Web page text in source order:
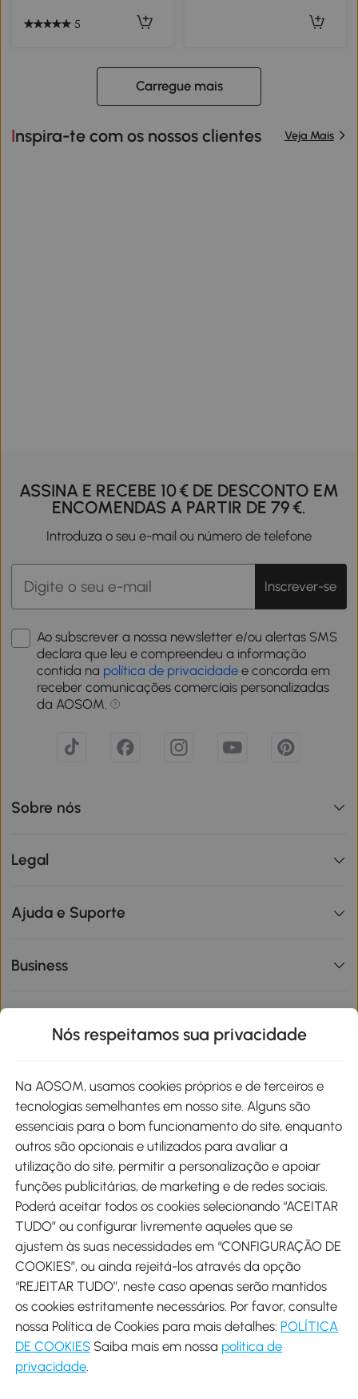
5
Carregue mais
Inspira-te com os nossos clientes Veja Mais
ASSINA E RECEBE 10 € DE DESCONTO EM
ENCOMENDAS A PARTIR DE 79 €.
Introduza o seu e-mail ou número de telefone
Inscrever-se
Ao subscrever a nossa newsletter e/ou alertas SMS
declara que leu e compreendeu a informação
contida na política de privacidade e concorda em
receber comunicações comerciais personalizadas
da AOSOM.
Sobre nós
Legal
Ajuda e Suporte
Business
Métodos de pagamento
Envio
Descarregar Aosom App
Google Play
Nós respeitamos sua privacidade
Na AOSOM, usamos cookies próprios e de terceiros e
tecnologias semelhantes em nosso site. Alguns são
essenciais para o bom funcionamento do site, enquanto
outros são opcionais e utilizados para avaliar a
utilização do site, permitir a personalização e apoiar
funções publicitárias, de marketing e de redes sociais.
Poderá aceitar todos os cookies selecionando “ACEITAR
TUDO” ou configurar livremente aqueles que se
ajustem às suas necessidades em “CONFIGURAÇÃO DE
COOKIES”, ou ainda rejeitá-los através da opção
“REJEITAR TUDO”, neste caso apenas serão mantidos
os cookies estritamente necessários. Por favor, consulte
nossa Política de Cookies para mais detalhes: POLÍTICA
DE COOKIES Saiba mais em nossa política de
privacidade